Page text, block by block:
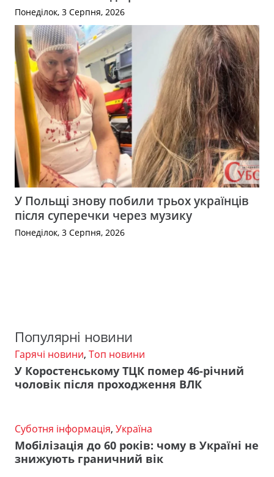
Понеділок, 3 Серпня, 2026
У Польщі знову побили трьох українців
після суперечки через музику
Понеділок, 3 Серпня, 2026
Популярні новини
Гарячі новини, Топ новини
У Коростенському ТЦК помер 46-річний
чоловік після проходження ВЛК
Суботня інформація, Україна
Мобілізація до 60 років: чому в Україні не
знижують граничний вік